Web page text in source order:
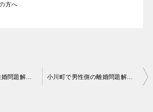
方へ
滑川町で男性側の離婚問題解決に強い弁護士をお探しの方へ 小川町で男性側の離婚問題解決に強い弁護士をお探しの方へ